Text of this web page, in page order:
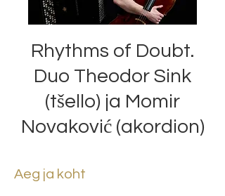
Rhythms of Doubt.
Duo Theodor Sink
(tšello) ja Momir
Novaković (akordion)
Aeg ja koht